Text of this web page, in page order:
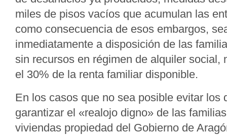
miles de pisos vacíos que acumulan las
como consecuencia de esos embargos,
inmediatamente a disposición de las
sin recursos en régimen de alquiler social,
el 30% de la renta familiar disponible.
En los casos que no sea posible evitar los
garantizar el «realojo digno» de las
viviendas propiedad del Gobierno de